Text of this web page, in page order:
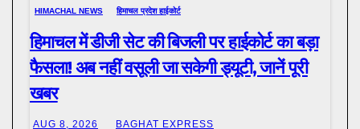
HIMACHAL NEWS हिमाचल प्रदेश हाईकोर्ट
हिमाचल में डीजी सेट की बिजली पर हाईकोर्ट का बड़ा
फैसला! अब नहीं वसूली जा सकेगी ड्यूटी, जानें पूरी
खबर
AUG 8, 2026 BAGHAT EXPRESS